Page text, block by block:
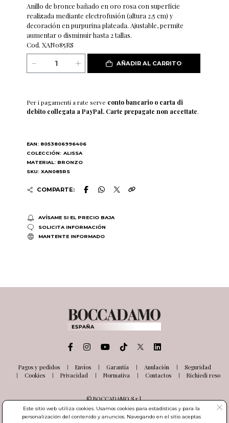
Anillo de bronce bañado en oro rosa con superficie
realizada mediante electrofusión (altura 2,5 cm) y
decoración en purpurina plateada. Ajustable, permite
aumentar o disminuir hasta 2 tallas.
Cod. XAN085RS
AÑADIR AL CARRITO
Per i pagamenti a rate serve conto bancario o carta di
debito collegata a PayPal. Carte prepagate non accettate.
EAN: 8053806996406
COLECCIÓN: ALISSA
MATERIAL: BRONZO
SKU: XAN085RS
COMPARTE:
AVÍSAME SI EL PRECIO BAJA
SOLICITA INFORMACIÓN
MANTENTE INFORMADO
Pagos y pedidos Envíos Garantía Anulación
Seguridad
Cookies
Privacidad Normativa Contactos Richiedi reso
© BOCCADAMO S.r.l.
Via delle Industrie, 26
03100 Frosinone (FR) Italia
Este sitio web utiliza cookies. Usamos cookies para estadísticas y para la
personalización del contenido y anuncios. Navegando en el sitio aceptas